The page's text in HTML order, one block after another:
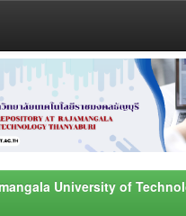
University of